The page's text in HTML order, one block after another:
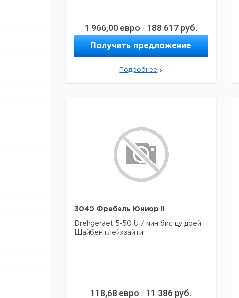
1 966,00евро / 188 617 руб.
Получить предложение
Подробнее
3040 Фребель Юниор II
Drehgeraet 5-50 U / мин бис цу дрей
Шайбен глейхзайтиг
118,68 евро / 11 386 руб.